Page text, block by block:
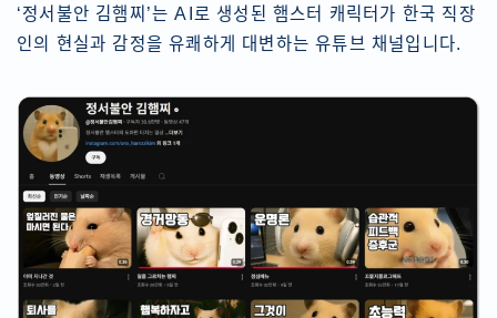
‘정서불안 김햄찌’는 AI로 생성된 햄스터 캐릭터가 한국 직장
인의 현실과 감정을 유쾌하게 대변하는 유튜브 채널입니다.